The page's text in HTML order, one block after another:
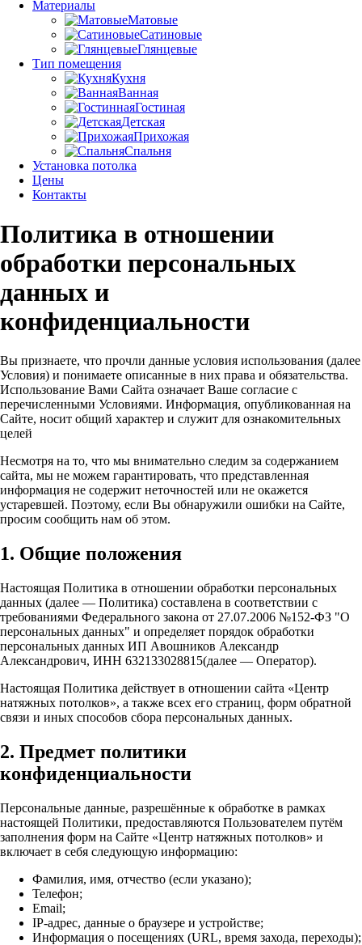
Материалы
Матовые
Сатиновые
Глянцевые
Тип помещения
Кухня
Ванная
Гостиная
Детская
Прихожая
Спальня
Установка потолка
Цены
Контакты
Политика в отношении
обработки персональных
данных и
конфиденциальности
Вы признаете, что прочли данные условия использования (далее
Условия) и понимаете описанные в них права и обязательства.
Использование Вами Сайта означает Ваше согласие с
перечисленными Условиями. Информация, опубликованная на
Сайте, носит общий характер и служит для ознакомительных
целей
Несмотря на то, что мы внимательно следим за содержанием
сайта, мы не можем гарантировать, что представленная
информация не содержит неточностей или не окажется
устаревшей. Поэтому, если Вы обнаружили ошибки на Сайте,
просим сообщить нам об этом.
1. Общие положения
Настоящая Политика в отношении обработки персональных
данных (далее — Политика) составлена в соответствии с
требованиями Федерального закона от 27.07.2006 №152-ФЗ "О
персональных данных" и определяет порядок обработки
персональных данных ИП Авошников Александр
Александрович, ИНН 632133028815(далее — Оператор).
Настоящая Политика действует в отношении сайта «Центр
натяжных потолков», а также всех его страниц, форм обратной
связи и иных способов сбора персональных данных.
2. Предмет политики
конфиденциальности
Персональные данные, разрешённые к обработке в рамках
настоящей Политики, предоставляются Пользователем путём
заполнения форм на Сайте «Центр натяжных потолков» и
включает в себя следующую информацию:
Фамилия, имя, отчество (если указано);
Телефон;
Email;
IP-адрес, данные о браузере и устройстве;
Информация о посещениях (URL, время захода, переходы);